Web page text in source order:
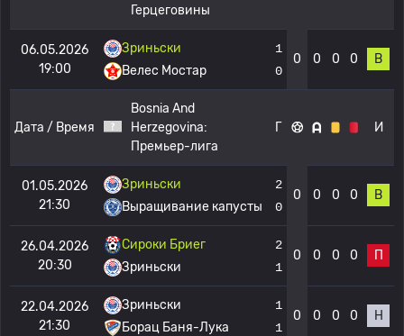
Герцеговины
06.05.2026
19:00
Зриньски
Велес Мостар
1
0
0 0 0 0 В
Дата / Время
Bosnia And
Herzegovina:
Премьер-лига
Г И
01.05.2026
21:30
Зриньски
Выращивание капусты
2
0
0 0 0 0 В
26.04.2026
20:30
Сироки Бриег
Зриньски
2
1
0 0 0 0 П
22.04.2026
21:30
Зриньски
Борац Баня-Лука
1
1
0 0 0 0 Н